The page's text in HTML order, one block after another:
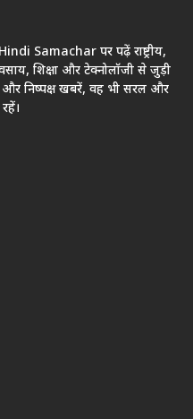
Samachar पर पढ़ें राष्ट्रीय,
शिक्षा और टेक्नोलॉजी से जुड़ी
निष्पक्ष खबरें, वह भी सरल और